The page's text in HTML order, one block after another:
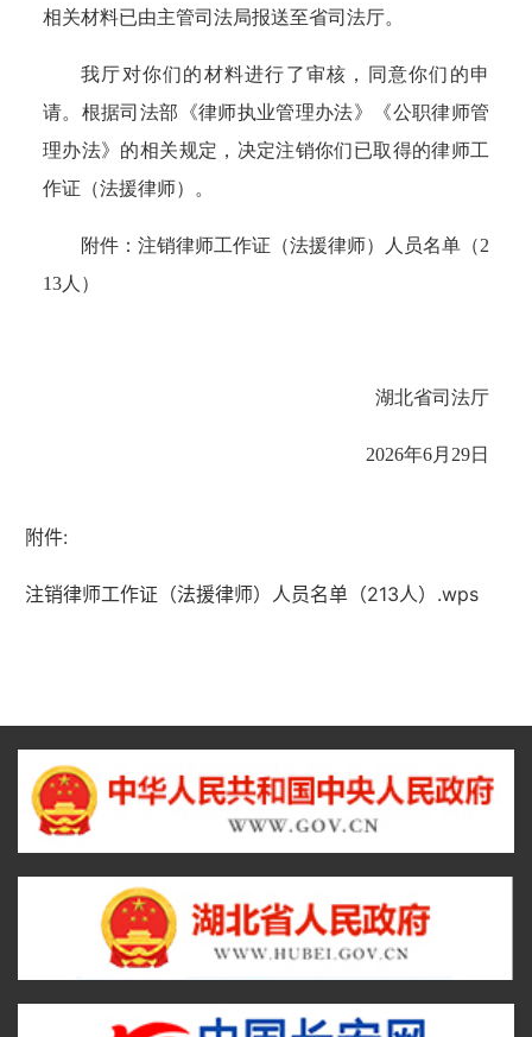
相关材料已由主管司法局报送至省司法厅。
我厅对你们的材料进行了审核，同意你们的申
请。根据司法部《律师执业管理办法》《公职律师管
理办法》的相关规定，决定注销你们已取得的律师工
作证（法援律师）。
附件：注销律师工作证（法援律师）人员名单（2
13 人）
湖北省司法厅
2026年6月 29日
附件:
注销律师工作证（法援律师）人员名单（213人）.wps